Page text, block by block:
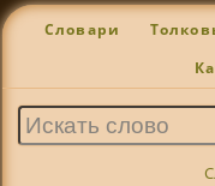
Словари